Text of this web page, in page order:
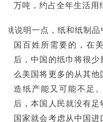
万吨，约占全年生活用
就说明一点，纸和纸制
国百姓所需要的，在
后，中国的纸巾将很
么美国将更多的从其
造纸产能又可能不足
后，本国人民就没有
国家就会考虑从中国